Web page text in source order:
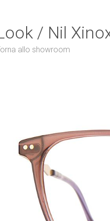
/ Nil
allo showroom